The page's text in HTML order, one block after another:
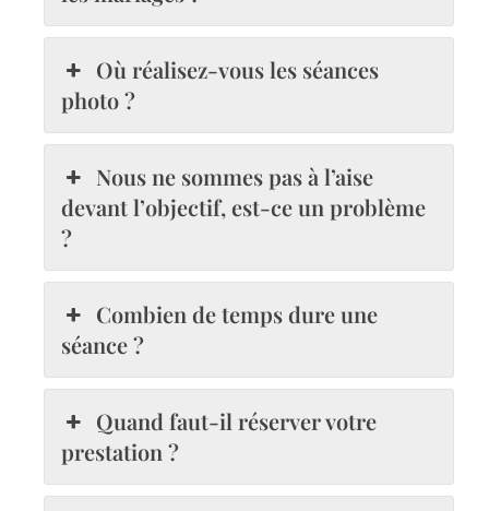
Où réalisez-vous les séances
photo ?
Nous ne sommes pas à l’aise
devant l’objectif, est-ce un problème
?
Combien de temps dure une
séance ?
Quand faut-il réserver votre
prestation ?